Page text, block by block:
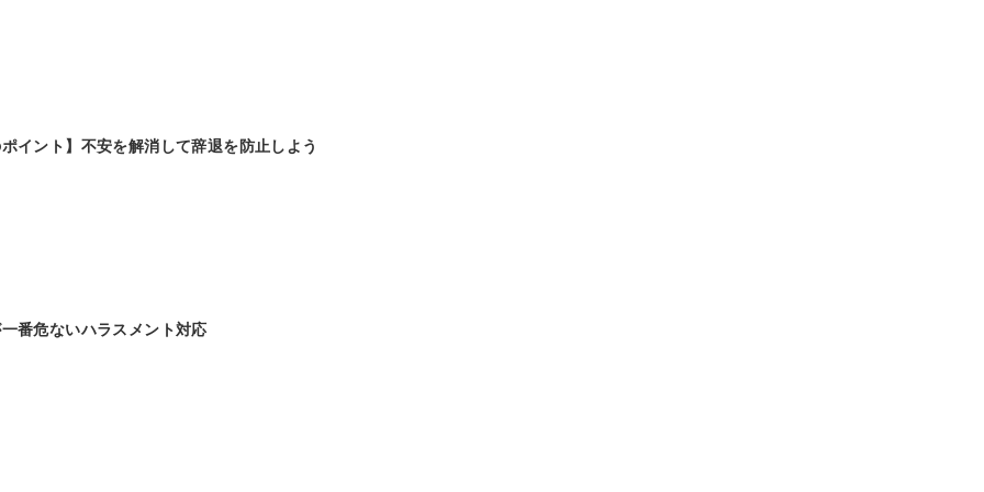
イント】不安を解消して辞退を防止しよう
番危ないハラスメント対応